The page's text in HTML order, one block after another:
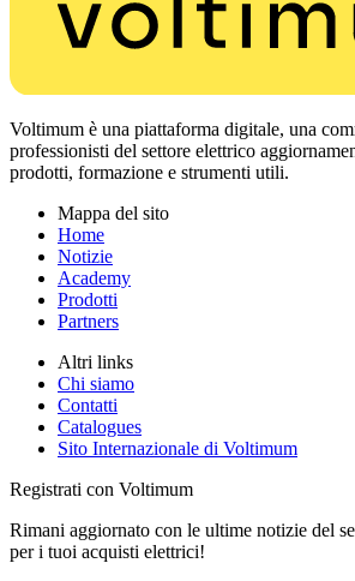
Voltimum è una piattaforma digitale, una
professionisti del settore elettrico
prodotti, formazione e strumenti utili.
Mappa del sito
Home
Notizie
Academy
Prodotti
Partners
Altri links
Chi siamo
Contatti
Catalogues
Sito Internazionale di Voltimum
Registrati con Voltimum
Rimani aggiornato con le ultime notizie del
per i tuoi acquisti elettrici!